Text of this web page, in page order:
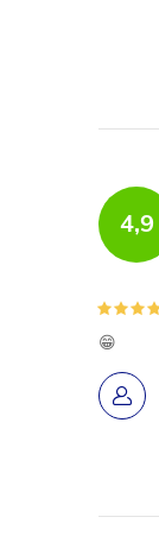
4,9
😁